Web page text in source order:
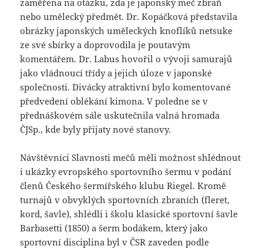
zaměřena na otázku, zda je japonský meč zbraň
nebo umělecký předmět. Dr. Kopáčková představila
obrázky japonských uměleckých knoflíků netsuke
ze své sbírky a doprovodila je poutavým
komentářem. Dr. Labus hovořil o vývoji samurajů
jako vládnoucí třídy a jejich úloze v japonské
společnosti. Divácky atraktivní bylo komentované
předvedení oblékání kimona. V poledne se v
přednáškovém sále uskutečnila valná hromada
ČJSp., kde byly přijaty nové stanovy.
Návštěvníci Slavnosti mečů měli možnost shlédnout
i ukázky evropského sportovního šermu v podání
členů Českého šermířského klubu Riegel. Kromě
turnajů v obvyklých sportovních zbraních (fleret,
kord, šavle), shlédli i školu klasické sportovní šavle
Barbasetti (1850) a šerm bodákem, který jako
sportovní disciplina byl v ČSR zaveden podle